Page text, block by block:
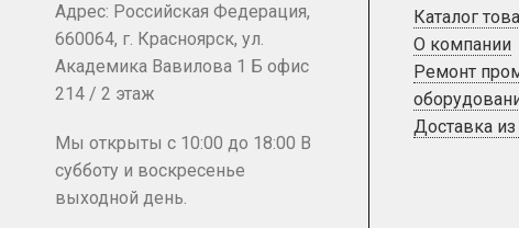
Адрес: Российская Федерация,
660064, г. Красноярск, ул.
Академика Вавилова 1 Б офис
214 / 2 этаж
Мы открыты с 10:00 до 18:00 В
субботу и воскресенье
выходной день.
Каталог
О компании
Ремонт
Доставка из